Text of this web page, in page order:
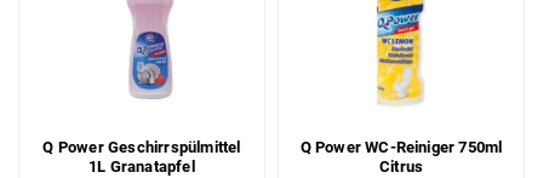
Q Power Geschirrspülmittel
1L Granatapfel
Q Power WC-Reiniger 750ml
Citrus